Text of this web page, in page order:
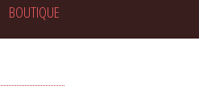
BOUTIQUE